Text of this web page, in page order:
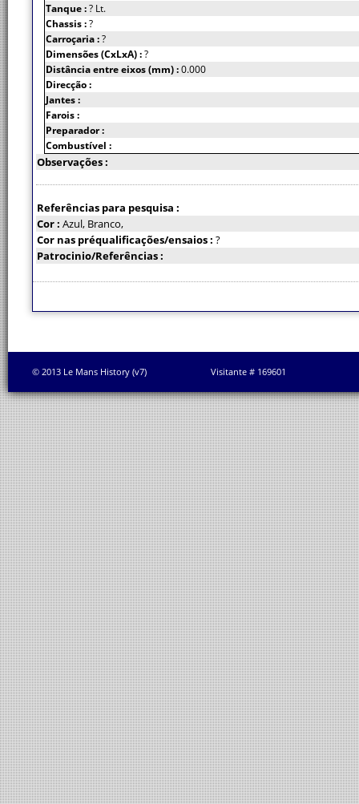
Tanque :? Lt.
Chassis :?
Carroçaria :?
Dimensões (CxLxA) :?
Distância entre eixos (mm) :0.000
Direcção :
Jantes :
Farois :
Preparador :
Combustível :
Observações :
Referências para pesquisa :
Cor : Azul, Branco,
Cor nas préqualificações/ensaios : ?
Patrocinio/Referências :
© 2013 Le Mans History (v7) Visitante # 169601